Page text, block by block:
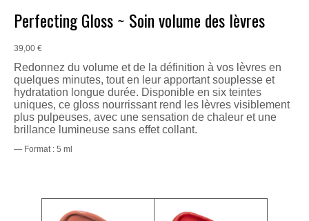
Perfecting Gloss ~ Soin volume des lèvres
39,00 €
Redonnez du volume et de la définition à vos lèvres en
quelques minutes, tout en leur apportant souplesse et
hydratation longue durée. Disponible en six teintes
uniques, ce gloss nourrissant rend les lèvres visiblement
plus pulpeuses, avec une sensation de chaleur et une
brillance lumineuse sans effet collant.
— Format : 5 ml